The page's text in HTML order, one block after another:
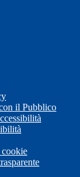
il Pubblico
cookie